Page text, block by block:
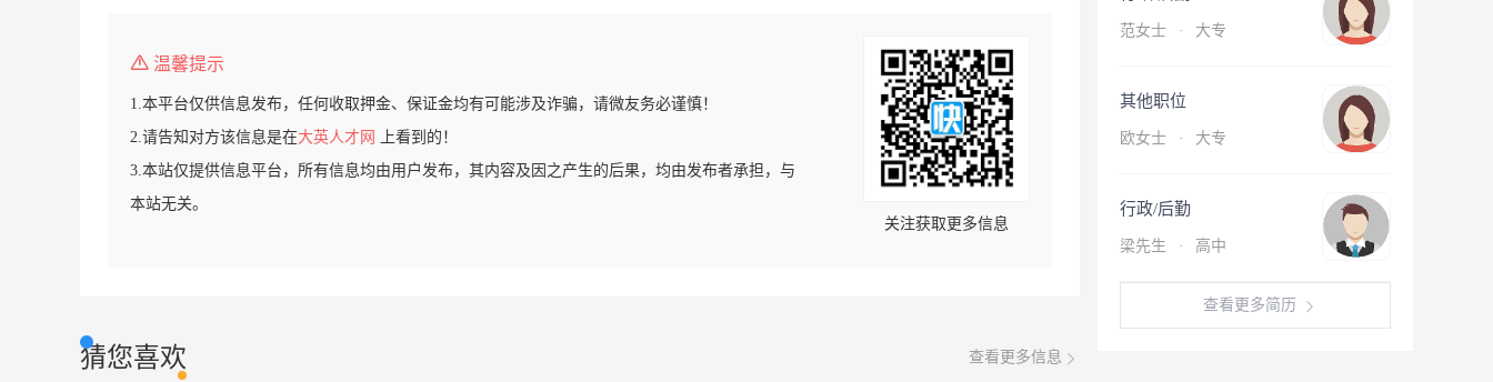
温馨提示
1.本平台仅供信息发布，任何收取押金、保证金均有可能涉及诈骗，请微友务必谨慎！
2.请告知对方该信息是在大英人才网
上看到的！
3.本站仅提供信息平台，所有信息均由用户发布，其内容及因之产生的后果，均由发布者承担，与
本站无关。
关注获取更多信息
猜您喜欢 查看更多信息
范女士 · 大专
其他职位
欧女士 · 大专
行政/后勤
梁先生 · 高中
查看更多简历